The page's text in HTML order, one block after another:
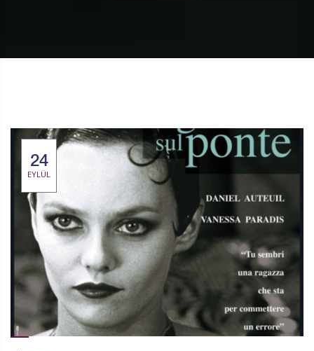
24
EYLÜL